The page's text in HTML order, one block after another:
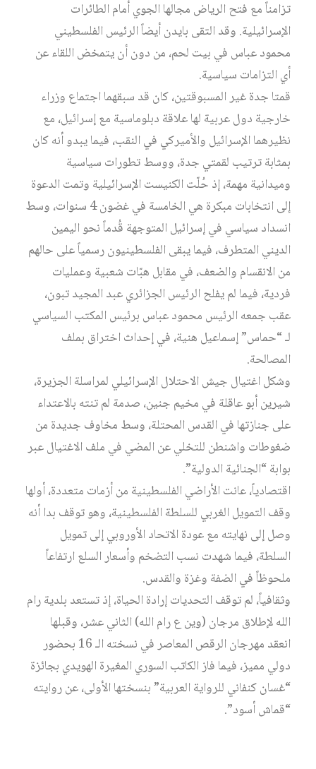
تزامناً مع فتح الرياض مجالها الجوي أمام الطائرات
الإسرائيلية. وقد التقى بايدن أيضاً الرئيس الفلسطيني
محمود عباس في بيت لحم، من دون أن يتمخض اللقاء عن
أي التزامات سياسية.
قمتا جدة غير المسبوقتين، كان قد سبقهما اجتماع وزراء
خارجية دول عربية لها علاقة دبلوماسية مع إسرائيل، مع
نظيرهما الإسرائيل والأميركي في النقب، فيما يبدو أنه كان
بمثابة ترتيب لقمتي جدة، ووسط تطورات سياسية
وميدانية مهمة، إذ حُلّت الكنيست الإسرائيلية وتمت الدعوة
إلى انتخابات مبكرة هي الخامسة في غضون 4 سنوات، وسط
انسداد سياسي في إسرائيل المتوجهة قُدماً نحو اليمين
الديني المتطرف، فيما يبقى الفلسطينيون رسمياً على حالهم
من الانقسام والضعف، في مقابل هبّات شعبية وعمليات
فردية، فيما لم يفلح الرئيس الجزائري عبد المجيد تبون،
عقب جمعه الرئيس محمود عباس برئيس المكتب السياسي
لـ “حماس” إسماعيل هنية، في إحداث اختراق بملف
المصالحة.
وشكل اغتيال جيش الاحتلال الإسرائيلي لمراسلة الجزيرة،
شيرين أبو عاقلة في مخيم جنين، صدمة لم تنته بالاعتداء
على جنازتها في القدس المحتلة، وسط مخاوف جديدة من
ضغوطات واشنطن للتخلي عن المضي في ملف الاغتيال عبر
بوابة “الجنائية الدولية”.
اقتصادياً، عانت الأراضي الفلسطينية من أزمات متعددة، أولها
وقف التمويل الغربي للسلطة الفلسطينية، وهو توقف بدا أنه
وصل إلى نهايته مع عودة الاتحاد الأوروبي إلى تمويل
السلطة، فيما شهدت نسب التضخم وأسعار السلع ارتفاعاً
ملحوظاً في الضفة وغزة والقدس.
وثقافياً، لم توقف التحديات إرادة الحياة، إذ تستعد بلدية رام
الله لإطلاق مرجان (وين ع رام الله) الثاني عشر، وقبلها
انعقد مهرجان الرقص المعاصر في نسخته الـ 16 بحضور
دولي مميز، فيما فاز الكاتب السوري المغيرة الهويدي بجائزة
“غسان كنفاني للرواية العربية” بنسختها الأولى، عن روايته
“قماش أسود”.